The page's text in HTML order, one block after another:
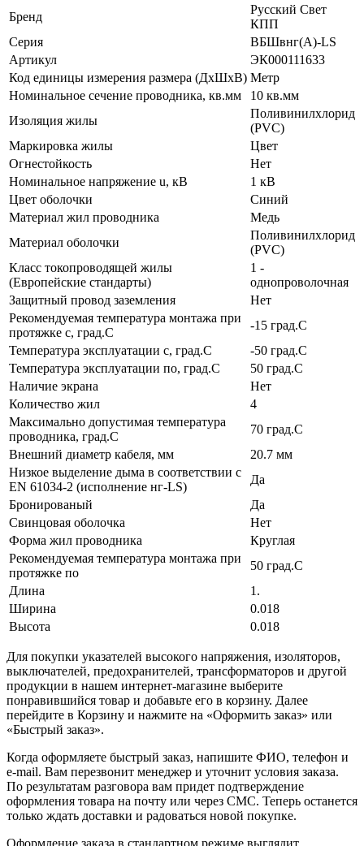
Бренд
Русский Свет
КПП
Серия
ВБШвнг(А)-LS
Артикул
ЭК000111633
Код единицы измерения размера (ДхШхВ) Метр
Номинальное сечение проводника, кв.мм
10 кв.мм
Изоляция жилы
Поливинилхлорид
(PVC)
Маркировка жилы
Цвет
Огнестойкость
Нет
Номинальное напряжение u, кВ
1 кВ
Цвет оболочки
Синий
Материал жил проводника
Медь
Материал оболочки
Поливинилхлорид
(PVC)
Класс токопроводящей жилы
(Европейские стандарты)
1 -
однопроволочная
Защитный провод заземления
Нет
Рекомендуемая температура монтажа при
протяжке с, град.C
-15 град.C
Температура эксплуатации с, град.C
-50 град.C
Температура эксплуатации по, град.C
50 град.C
Наличие экрана
Нет
Количество жил
4
Максимально допустимая температура
проводника, град.C
70 град.C
Внешний диаметр кабеля, мм
20.7 мм
Низкое выделение дыма в соответствии с
EN 61034-2 (исполнение нг-LS)
Да
Бронированый
Да
Свинцовая оболочка
Нет
Форма жил проводника
Круглая
Рекомендуемая температура монтажа при
протяжке по
50 град.C
Длина
1.
Ширина
0.018
Высота
0.018
Для покупки указателей высокого напряжения, изоляторов,
выключателей, предохранителей, трансформаторов и другой
продукции в нашем интернет-магазине выберите
понравившийся товар и добавьте его в корзину. Далее
перейдите в Корзину и нажмите на «Оформить заказ» или
«Быстрый заказ».
Когда оформляете быстрый заказ, напишите ФИО, телефон и
e-mail. Вам перезвонит менеджер и уточнит условия заказа.
По результатам разговора вам придет подтверждение
оформления товара на почту или через СМС. Теперь останется
только ждать доставки и радоваться новой покупке.
Оформление заказа в стандартном режиме выглядит